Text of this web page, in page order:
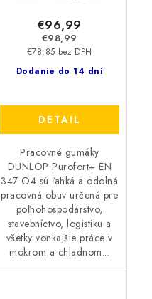
Dodanie do 14 dní
€78,85 bez DPH
€96,99
€98,99
DETAIL
Pracovné gumáky
DUNLOP Purofort+ EN
347 O4 sú ľahká a odolná
pracovná obuv určená pre
poľnohospodárstvo,
stavebníctvo, logistiku a
všetky vonkajšie práce v
mokrom a chladnom...